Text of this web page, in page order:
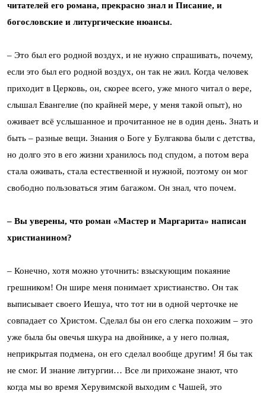
читателей его романа, прекрасно знал и Писание, и
богословские и литургические нюансы.
– Это был его родной воздух, и не нужно спрашивать, почему,
если это был его родной воздух, он так не жил. Когда человек
приходит в Церковь, он, скорее всего, уже много читал о вере,
слышал Евангелие (по крайней мере, у меня такой опыт), но
оживает всё услышанное и прочитанное не в один день. Знать и
быть – разные вещи. Знания о Боге у Булгакова были с детства,
но долго это в его жизни хранилось под спудом, а потом вера
стала оживать, стала естественной и нужной, поэтому он мог
свободно пользоваться этим багажом. Он знал, что почем.
– Вы уверены, что роман «Мастер и Маргарита» написан
христианином?
– Конечно, хотя можно уточнить: взыскующим покаяние
грешником! Он шире меня понимает христианство. Он так
выписывает своего Иешуа, что тот ни в одной черточке не
совпадает со Христом. Сделал бы он его слегка похожим – это
уже была бы овечья шкура на двойнике, а у него полная,
неприкрытая подмена, он его сделал вообще другим! Я бы так
не смог. И знание литургии… Все ли прихожане знают, что
когда мы во время Херувимской выходим с Чашей, это